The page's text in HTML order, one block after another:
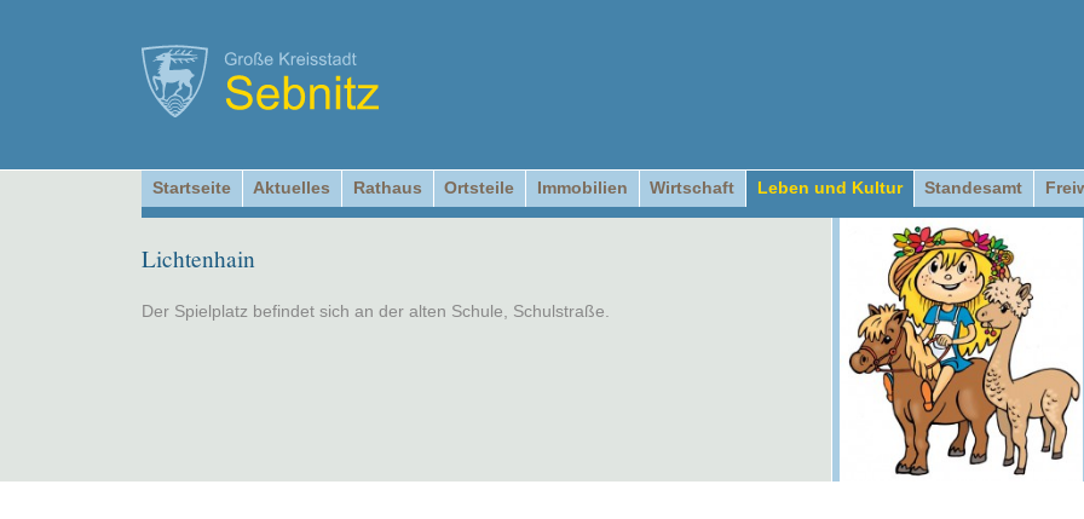
Startseite Aktuelles Rathaus Ortsteile Immobilien Wirtschaft Leben und Kultur Standesamt
Lichtenhain
Der Spielplatz befindet sich an der alten Schule, Schulstraße.